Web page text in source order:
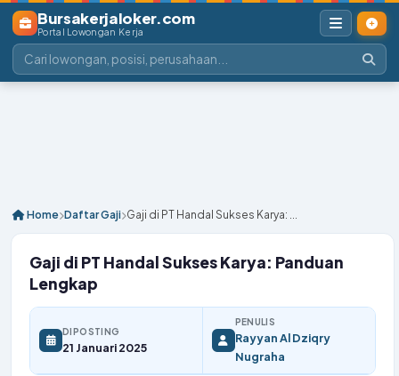
Bursakerjaloker.com
Portal Lowongan Kerja
Home Daftar Gaji Gaji di PT Handal Sukses Karya: ...
Gaji di PT Handal Sukses Karya: Panduan
Lengkap
DIPOSTING
21 Januari 2025
PENULIS
Rayyan Al Dziqry
Nugraha